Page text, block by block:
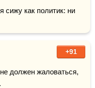
+91
должен жаловаться,